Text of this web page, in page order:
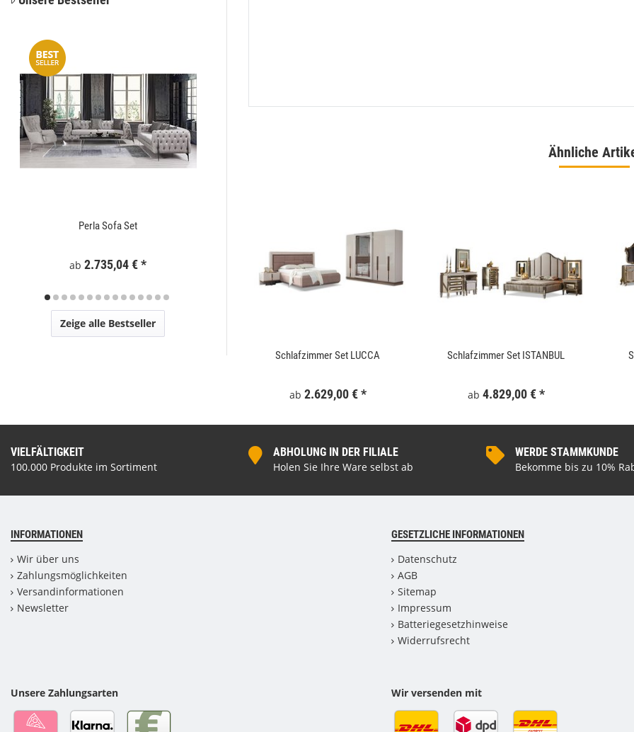
Ähnliche
Schlafzimmer Set LUCCA
ab 2.629,00 € *
Schlafzimmer Set ISTANBUL
ab 4.829,00 € *
Perla Sofa Set
ab 2.735,04 €* 295,99 € 34,99 € *
Zeige alle Bestseller
VIELFÄLTIGKEIT
100.000 Produkte im Sortiment
ABHOLUNG IN DER FILIALE
Holen Sie Ihre Ware selbst ab
WERDE STAMMKUNDE
Bekomme bis zu 10%
INFORMATIONEN
Wir über uns
Zahlungsmöglichkeiten
Versandinformationen
Newsletter
GESETZLICHE INFORMATIONEN
Datenschutz
AGB
Sitemap
Impressum
Batteriegesetzhinweise
Widerrufsrecht
Unsere Zahlungsarten Wir versenden mit